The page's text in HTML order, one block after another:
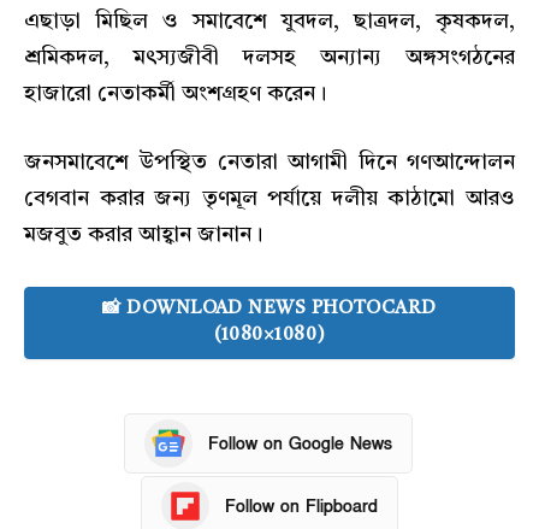
এছাড়া মিছিল ও সমাবেশে যুবদল, ছাত্রদল, কৃষকদল,
শ্রমিকদল, মৎস্যজীবী দলসহ অন্যান্য অঙ্গসংগঠনের
হাজারো নেতাকর্মী অংশগ্রহণ করেন।
জনসমাবেশে উপস্থিত নেতারা আগামী দিনে গণআন্দোলন
বেগবান করার জন্য তৃণমূল পর্যায়ে দলীয় কাঠামো আরও
মজবুত করার আহ্বান জানান।
📸 DOWNLOAD NEWS PHOTOCARD
(1080×1080)
Follow on Google News
Follow on Flipboard